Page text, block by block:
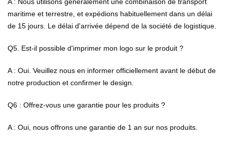
A : Nous utilisons généralement une combinaison de transport
maritime et terrestre, et expédions habituellement dans un délai
de 15 jours. Le délai d'arrivée dépend de la société de logistique.
Q5. Est-il possible d'imprimer mon logo sur le produit ?
A : Oui. Veuillez nous en informer officiellement avant le début de
notre production et confirmer le design.
Q6 : Offrez-vous une garantie pour les produits ?
A : Oui, nous offrons une garantie de 1 an sur nos produits.